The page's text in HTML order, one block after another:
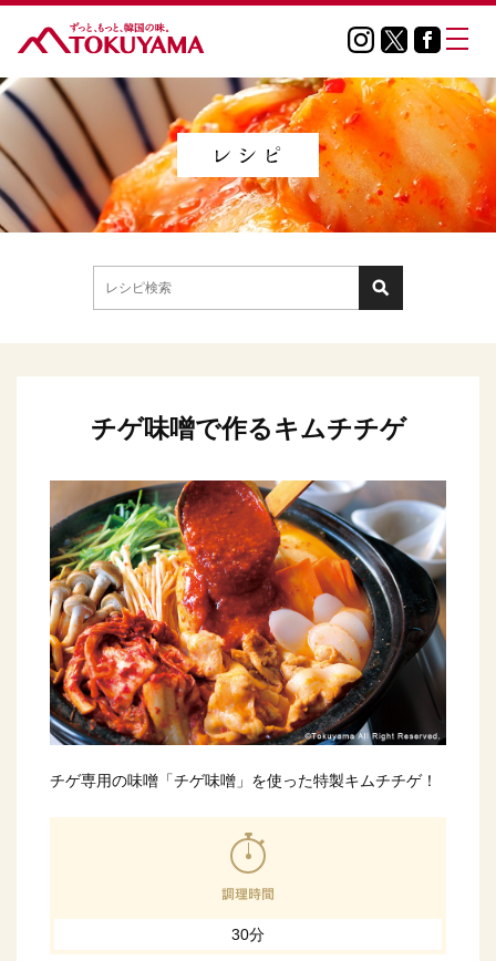
チゲ味噌で作るキムチチゲ
チゲ専用の味噌「チゲ味噌」を使った特製キムチチゲ！
30分